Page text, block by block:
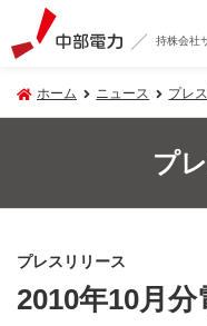
持株会社
ホーム ニュース プレ
プ
プレスリリース
2010年10月